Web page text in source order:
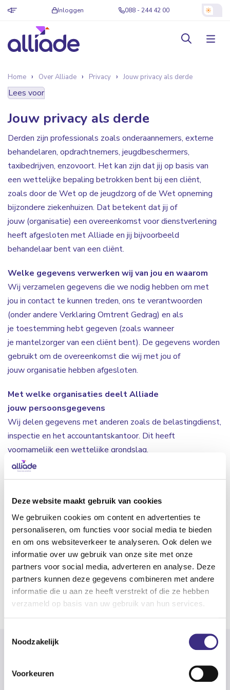
Deze website maakt gebruik van cookies
We gebruiken cookies om content en advertenties te
personaliseren, om functies voor social media te bieden
en om ons websiteverkeer te analyseren. Ook delen we
informatie over uw gebruik van onze site met onze
partners voor social media, adverteren en analyse. Deze
partners kunnen deze gegevens combineren met andere
informatie die u aan ze heeft verstrekt of die ze hebben
verzameld op basis van uw gebruik van hun services.
Noodzakelijk
Voorkeuren
Inloggen 088 - 244 42 00
Home Over Alliade Privacy Jouw privacy als derde
Lees voor
Jouw privacy als derde
Derden zijn professionals zoals onderaannemers, externe
behandelaren, opdrachtnemers, jeugdbeschermers,
taxibedrijven, enzovoort. Het kan zijn dat jij op basis van
een wettelijke bepaling betrokken bent bij een cliënt,
zoals door de Wet op de jeugdzorg of de Wet opneming
bijzondere ziekenhuizen. Dat betekent dat jij of
jouw (organisatie) een overeenkomst voor dienstverlening
heeft afgesloten met Alliade en jij bijvoorbeeld
behandelaar bent van een cliënt.
Welke gegevens verwerken wij van jou en waarom
Wij verzamelen gegevens die we nodig hebben om met
jou in contact te kunnen treden, ons te verantwoorden
(onder andere Verklaring Omtrent Gedrag) en als
je toestemming hebt gegeven (zoals wanneer
je mantelzorger van een cliënt bent). De gegevens worden
gebruikt om de overeenkomst die wij met jou of
jouw organisatie hebben afgesloten.
Met welke organisaties deelt Alliade
jouw persoonsgegevens
Wij delen gegevens met anderen zoals de belastingdienst,
inspectie en het accountantskantoor. Dit heeft
voornamelijk een wettelijke grondslag.
Bewaartermijn
leveranciers, worden bewaard voor maximaal 7 jaar na
beëindiging van de werkrelatie of het contract, tenzij een
langere bewaartermijn vereist is voor administratieve of
wettelijke doeleinden. Na het verstrijken van de
bewaartermijn worden deze gegevens veilig verwijderd of
geanonimiseerd, tenzij wij wettelijk verplicht zijn deze
langer te bewaren.